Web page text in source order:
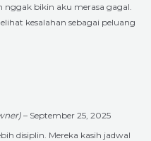
nggak bikin aku merasa gagal.
kesalahan sebagai peluang
– September 25, 2025
disiplin. Mereka kasih jadwal